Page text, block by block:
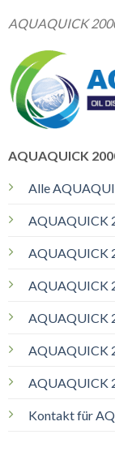
AQUAQUICK
AQUAQUICK
Alle
AQUAQUICK
AQUAQUICK
AQUAQUICK
AQUAQUICK
AQUAQUICK
AQUAQUICK
Kontakt für